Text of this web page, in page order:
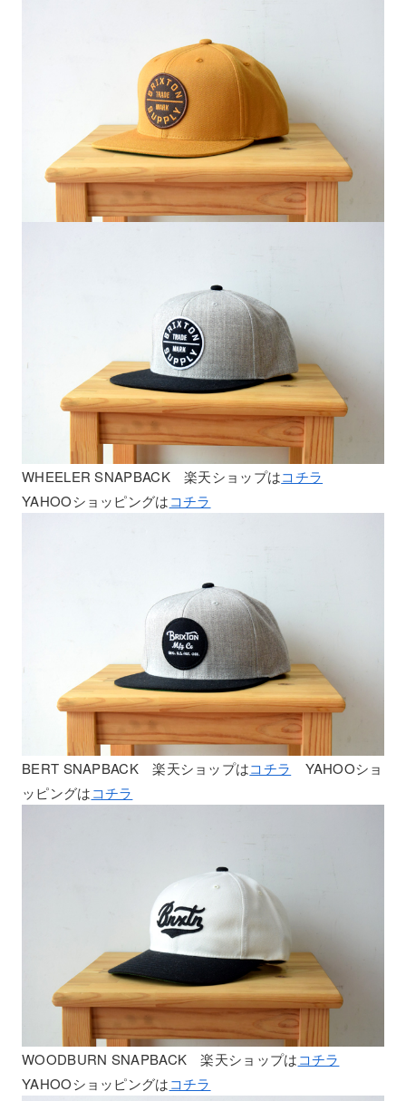
WHEELER SNAPBACK 楽天ショップはコチラ
YAHOOショッピングはコチラ
BERT SNAPBACK 楽天ショップはコチラ
YAHOOショ
ッピングはコチラ
WOODBURN SNAPBACK 楽天ショップはコチラ
YAHOOショッピングはコチラ